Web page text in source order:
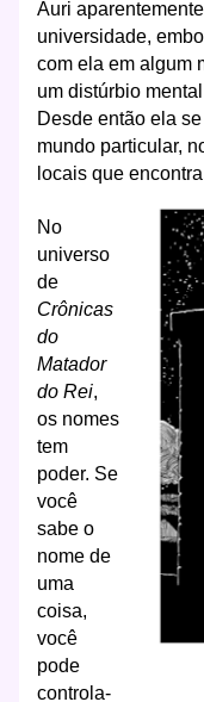
Auri
universidade,
com ela em algum
um distúrbio
Desde então ela
mundo particular,
locais que
No
universo
de
Crônicas
do
Matador
do Rei,
os nomes
tem
poder. Se
você
sabe o
nome de
uma
coisa,
você
pode
controla-